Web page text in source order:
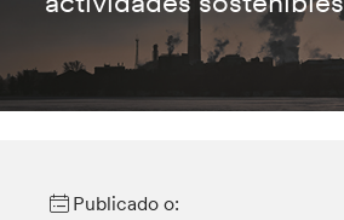
Publicado o: